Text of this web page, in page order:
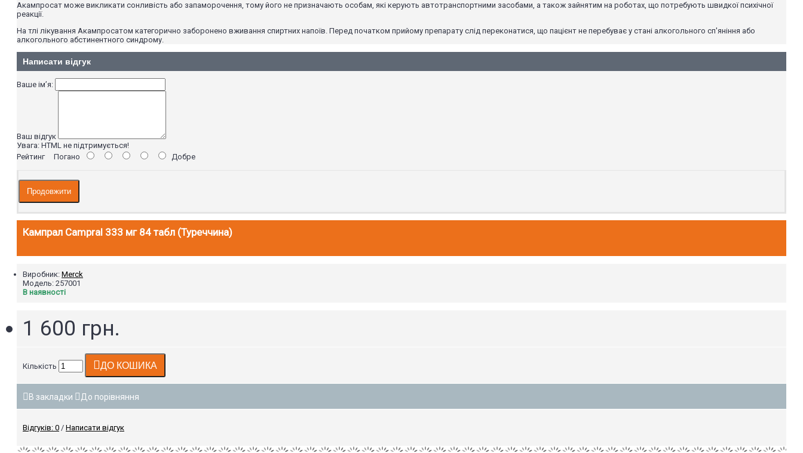
Акампросат може викликати сонливість або запаморочення, тому його не призначають особам, які керують автотранспортними засобами, а також зайнятим на роботах, що потребують швидкої психічної
реакції.
На тлі лікування Акампросатом категорично заборонено вживання спиртних напоїв. Перед початком прийому препарату слід переконатися, що пацієнт не перебуває у стані алкогольного сп'яніння або
алкогольного абстинентного синдрому.
Написати відгук
Ваше ім’я:
Ваш відгук
Увага: HTML не підтримується!
РейтингПогано Добре
Продовжити
Кампрал Campral 333 мг 84 табл (Туреччина)
Виробник: Merck
Модель: 257001
В наявності
1 600 грн.
Кількість ДО КОШИКА
В закладки До порівняння
Відгуків: 0 / Написати відгук